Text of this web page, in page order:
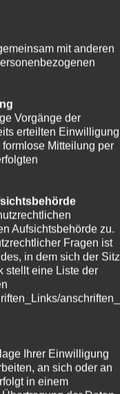
mit anderen
Vorgänge der
erteilten Einwilligung
Mitteilung per
Aufsichtsbehörde zu.
Fragen ist
in dem sich der Sitz
stellt eine Liste der
anschriften_
Ihrer Einwilligung
an sich oder an
in einem